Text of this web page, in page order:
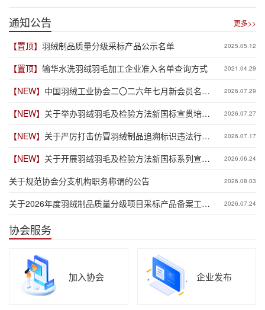
通知公告 更多>>
【置顶】 羽绒制品质量分级采标产品公示名单 2025.05.12
【置顶】 输华水洗羽绒羽毛加工企业准入名单查询方式 2021.04.29
【NEW】 中国羽绒工业协会二〇二六年七月新会员名单
公示
2026.07.29
【NEW】 关于举办羽绒羽毛及检验方法新国标宣贯培训
班（六安场）的通知
2026.07.27
【NEW】 关于严厉打击仿冒羽绒制品追溯标识违法行为
的通告
2026.07.17
【NEW】 关于开展羽绒羽毛及检验方法新国标系列宣贯
培训工作预报名通知
2026.06.24
关于规范协会分支机构职务称谓的公告 2026.08.03
关于2026年度羽绒制品质量分级项目采标产品备案工作
的通知
2026.07.24
协会服务
加入协会 企业发布